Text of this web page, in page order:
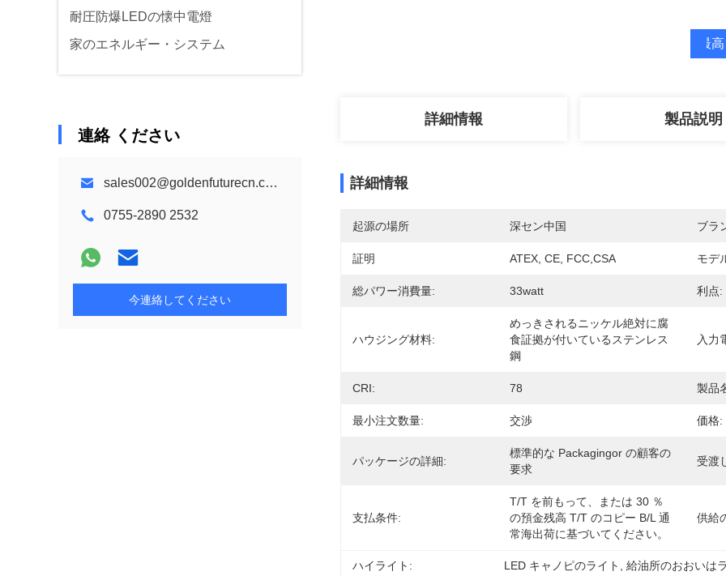
耐圧防爆LEDの懐中電燈
家のエネルギー・システム
連絡 ください
sales002@goldenfuturecn.com
0755-2890 2532
今連絡してください
最
詳細情報 製品説明
詳細情報
起源の場所 深セン中国 ブラ
証明 ATEX, CE, FCC,CSA モデ
総パワー消費量: 33watt 利点:
ハウジング材料:
めっきされるニッケル絶対に腐
食証拠が付いているステンレス
鋼
入力
CRI: 78 製品
最小注文数量: 交渉 価格:
パッケージの詳細:
標準的な Packagingor の顧客の
要求
受渡
支払条件:
T/T を前もって、または 30 ％
の預金残高 T/T のコピー B/l 通
常海出荷に基づいてください。
供給
ハイライト: LED キャノピのライト , 給油所のおおいは